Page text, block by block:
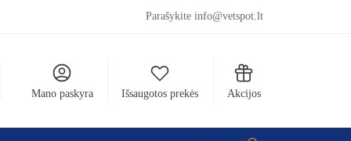
Parašykite info@vetspot.lt
Mano paskyra Išsaugotos prekės Akcijos